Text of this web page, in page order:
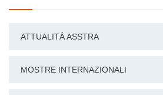
ATTUALITÀ ASSTRA
MOSTRE INTERNAZIONALI